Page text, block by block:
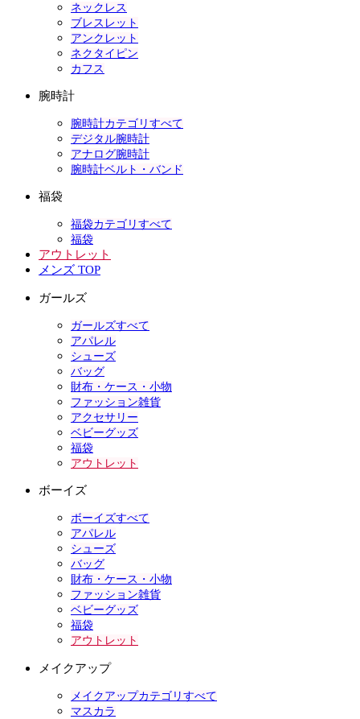
ネックレス
ブレスレット
アンクレット
ネクタイピン
カフス
腕時計
腕時計カテゴリすべて
デジタル腕時計
アナログ腕時計
腕時計ベルト・バンド
福袋
福袋カテゴリすべて
福袋
アウトレット
メンズ TOP
ガールズ
ガールズすべて
アパレル
シューズ
バッグ
財布・ケース・小物
ファッション雑貨
アクセサリー
ベビーグッズ
福袋
アウトレット
ボーイズ
ボーイズすべて
アパレル
シューズ
バッグ
財布・ケース・小物
ファッション雑貨
ベビーグッズ
福袋
アウトレット
メイクアップ
メイクアップカテゴリすべて
マスカラ